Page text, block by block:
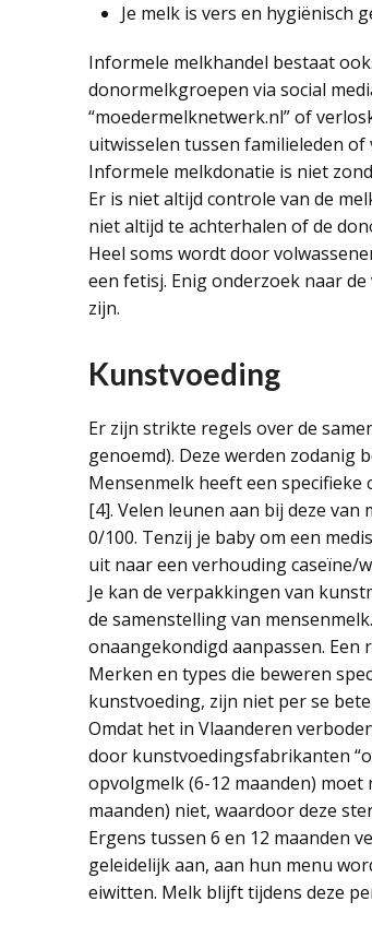
Je melk is vers en hygiënisch
Informele melkhandel bestaat
donormelkgroepen via social
“moedermelknetwerk.nl” of
uitwisselen tussen familieleden
Informele melkdonatie is niet
Er is niet altijd controle van de
niet altijd te achterhalen of de
Heel soms wordt door
een fetisj. Enig onderzoek naar
zijn.
Kunstvoeding
Er zijn strikte regels over de
genoemd). Deze werden zodanig
Mensenmelk heeft een
[4]. Velen leunen aan bij deze
0/100. Tenzij je baby om een
uit naar een verhouding caseïne/
Je kan de verpakkingen van
de samenstelling van
onaangekondigd aanpassen.
Merken en types die beweren
kunstvoeding, zijn niet per se
Omdat het in Vlaanderen
door kunstvoedingsfabrikanten
opvolgmelk (6-12 maanden) moet
maanden) niet, waardoor deze
Ergens tussen 6 en 12 maanden
geleidelijk aan, aan hun menu
eiwitten. Melk blijft tijdens deze